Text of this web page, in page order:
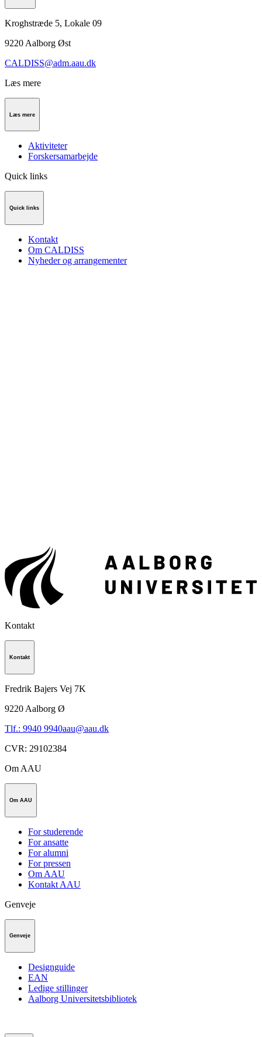
Kroghstræde 5, Lokale 09
9220 Aalborg Øst
CALDISS@adm.aau.dk
Læs mere
Læs mere
Aktiviteter
Forskersamarbejde
Quick links
Quick links
Kontakt
Om CALDISS
Nyheder og arrangementer
Kontakt
Kontakt
Fredrik Bajers Vej 7K
9220 Aalborg Ø
Tlf.: 9940 9940aau@aau.dk
CVR: 29102384
Om AAU
Om AAU
For studerende
For ansatte
For alumni
For pressen
Om AAU
Kontakt AAU
Genveje
Genveje
Designguide
EAN
Ledige stillinger
Aalborg Universitetsbibliotek